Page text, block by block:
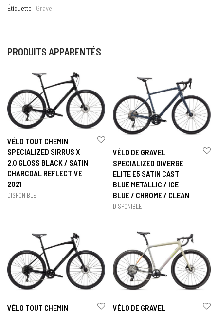
Étiquette : Gravel
PRODUITS APPARENTÉS
VÉLO TOUT CHEMIN
SPECIALIZED SIRRUS X
2.0 GLOSS BLACK / SATIN
CHARCOAL REFLECTIVE
2021
DISPONIBLE :
VÉLO DE GRAVEL
SPECIALIZED DIVERGE
ELITE E5 SATIN CAST
BLUE METALLIC / ICE
BLUE / CHROME / CLEAN
DISPONIBLE :
VÉLO TOUT CHEMIN
VÉLO DE GRAVEL